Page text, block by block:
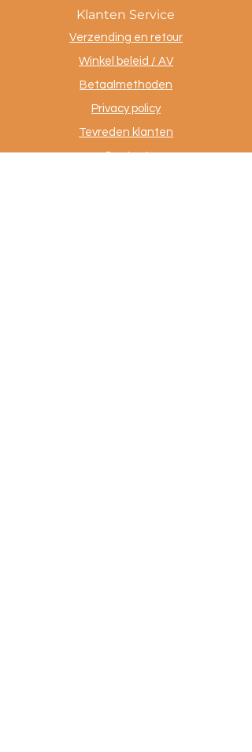
Klanten Service
Verzending en retour
Winkel beleid / AV
Betaalmethoden
Privacy policy
Tevreden klanten
Contact